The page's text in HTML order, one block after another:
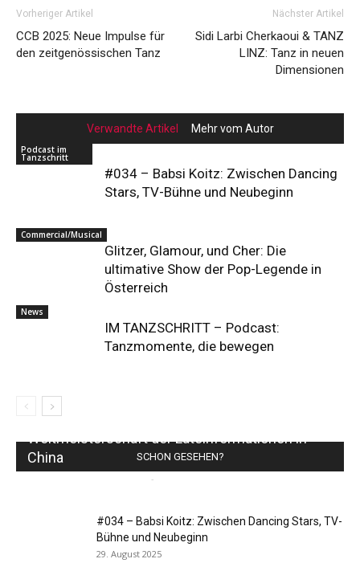
Vorheriger Artikel
CCB 2025: Neue Impulse für
den zeitgenössischen Tanz
Nächster Artikel
Sidi Larbi Cherkaoui & TANZ
LINZ: Tanz in neuen
Dimensionen
Verwandte Artikel Mehr vom Autor
Podcast im
Tanzschritt
#034 – Babsi Koitz: Zwischen Dancing
Stars, TV-Bühne und Neubeginn
Commercial/Musical
Glitzer, Glamour, und Cher: Die
ultimative Show der Pop-Legende in
Österreich
News
IM TANZSCHRITT – Podcast:
Tanzmomente, die bewegen
SCHON GESEHEN?
Weltmeisterschaft der Lateinformationen in
China
-
#034 – Babsi Koitz: Zwischen Dancing Stars, TV-
Bühne und Neubeginn
29. August 2025